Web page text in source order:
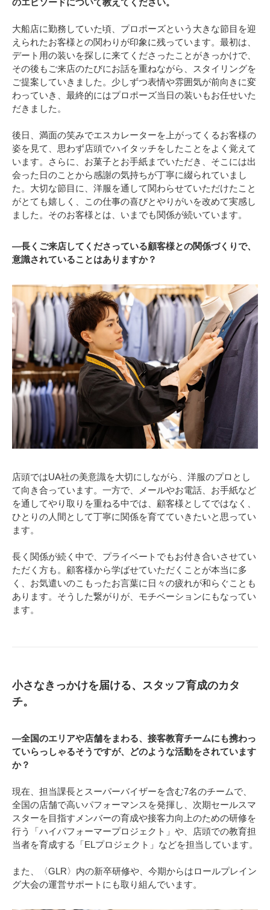
のエピソードについて教えてください。
大船店に勤務していた頃、プロポーズという大きな節目を迎
えられたお客様との関わりが印象に残っています。最初は、
デート用の装いを探しに来てくださったことがきっかけで、
その後もご来店のたびにお話を重ねながら、スタイリングを
ご提案していきました。少しずつ表情や雰囲気が前向きに変
わっていき、最終的にはプロポーズ当日の装いもお任せいた
だきました。
後日、満面の笑みでエスカレーターを上がってくるお客様の
姿を見て、思わず店頭でハイタッチをしたことをよく覚えて
います。さらに、お菓子とお手紙までいただき、そこには出
会った日のことから感謝の気持ちが丁寧に綴られていまし
た。大切な節目に、洋服を通して関わらせていただけたこと
がとても嬉しく、この仕事の喜びとやりがいを改めて実感し
ました。そのお客様とは、いまでも関係が続いています。
―長くご来店してくださっている顧客様との関係づくりで、
意識されていることはありますか？
店頭ではUA社の美意識を大切にしながら、洋服のプロとし
て向き合っています。一方で、メールやお電話、お手紙など
を通してやり取りを重ねる中では、顧客様としてではなく、
ひとりの人間として丁寧に関係を育てていきたいと思ってい
ます。
長く関係が続く中で、プライベートでもお付き合いさせてい
ただく方も。顧客様から学ばせていただくことが本当に多
く、お気遣いのこもったお言葉に日々の疲れが和らぐことも
あります。そうした繋がりが、モチベーションにもなってい
ます。
小さなきっかけを届ける、スタッフ育成のカタ
チ。
―全国のエリアや店舗をまわる、接客教育チームにも携わっ
ていらっしゃるそうですが、どのような活動をされています
か？
現在、担当課長とスーパーバイザーを含む7名のチームで、
全国の店舗で高いパフォーマンスを発揮し、次期セールスマ
スターを目指すメンバーの育成や接客力向上のための研修を
行う「ハイパフォーマープロジェクト」や、店頭での教育担
当者を育成する「ELプロジェクト」などを担当しています。
また、〈GLR〉内の新卒研修や、今期からはロールプレイン
グ大会の運営サポートにも取り組んでいます。